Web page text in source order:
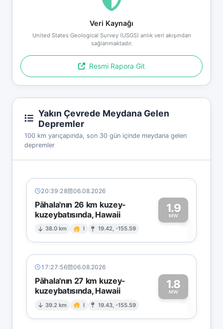
Veri Kaynağı
United States Geological Survey (USGS) anlık veri akışından
sağlanmaktadır.
Resmi Rapora Git
Yakın Çevrede Meydana Gelen
Depremler
100 km yarıçapında, son 30 gün içinde meydana gelen
depremler
20:39:28 06.08.2026
Pāhala'nın 26 km kuzey-
kuzeybatısında, Hawaii
38.0 km I 19.42, -155.59
1.9
MW1
17:27:56 06.08.2026
Pāhala'nın 27 km kuzey-
kuzeybatısında, Hawaii
39.2 km I 19.43, -155.59
1.8
MW1